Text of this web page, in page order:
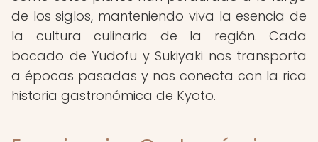
de los siglos, manteniendo viva la esencia de
la cultura culinaria de la región. Cada
bocado de Yudofu y Sukiyaki nos transporta
a épocas pasadas y nos conecta con la rica
historia gastronómica de Kyoto.